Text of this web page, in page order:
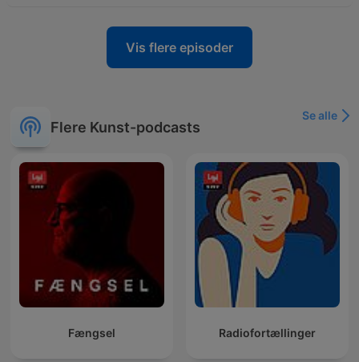
Vis flere episoder
Flere Kunst-podcasts
Se alle
Fængsel Radiofortællinger